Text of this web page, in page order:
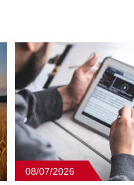
08/07/2026